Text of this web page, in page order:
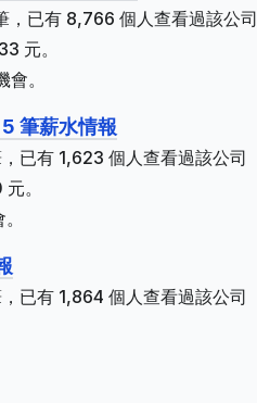
，已有 8,766 個人查看過該公司
元。
。
筆薪水情報
已有 1,623 個人查看過該公司
。
已有 1,864 個人查看過該公司